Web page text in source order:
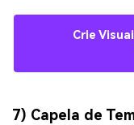
Crie
7) Capela de